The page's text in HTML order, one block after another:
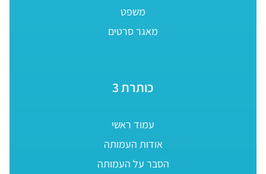
משפט
מאגר סרטים
כותרת 3
עמוד ראשי
אודות העמותה
הסבר על העמותה